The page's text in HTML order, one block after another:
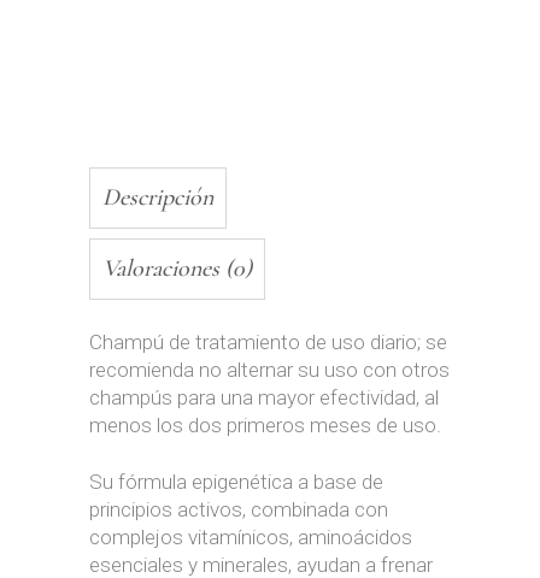
Descripción
Valoraciones (0)
Champú de tratamiento de uso diario; se
recomienda no alternar su uso con otros
champús para una mayor efectividad, al
menos los dos primeros meses de uso.
Su fórmula epigenética a base de
principios activos, combinada con
complejos vitamínicos, aminoácidos
esenciales y minerales, ayudan a frenar